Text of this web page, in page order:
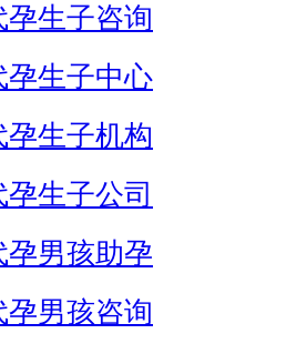
孕生子咨询
孕生子中心
孕生子机构
生子公司
孕男孩助孕
孕男孩咨询